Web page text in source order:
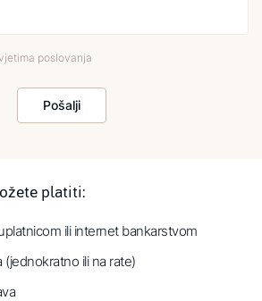
poslovanja
Pošalji
platiti:
ili internet bankarstvom
ili na rate)